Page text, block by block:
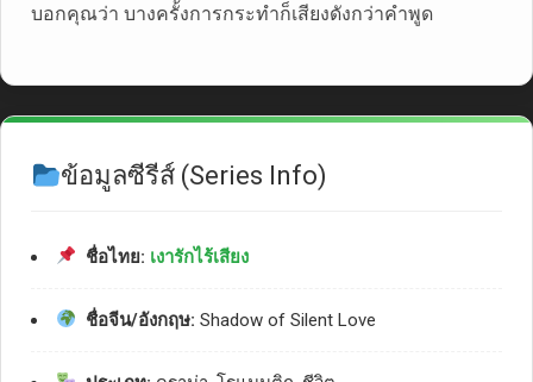
บอกคุณว่า บางครั้งการกระทำก็เสียงดังกว่าคำพูด
ข้อมูลซีรีส์ (Series Info)
ชื่อไทย: เงารักไร้เสียง
ชื่อจีน/อังกฤษ: Shadow of Silent Love